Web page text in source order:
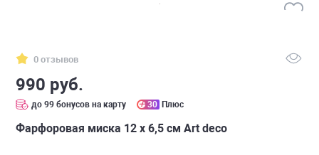
0 отзывов
990 руб.
до 99 бонусов на карту 30 Плюс
Фарфоровая миска 12 х 6,5 см Art deco